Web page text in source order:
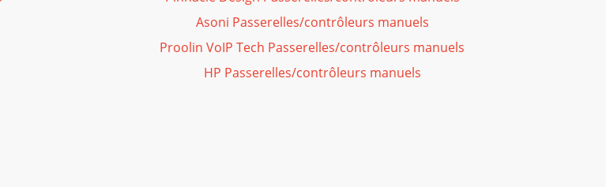
Asoni Passerelles/contrôleurs manuels
Proolin VoIP Tech Passerelles/contrôleurs manuels
HP Passerelles/contrôleurs manuels